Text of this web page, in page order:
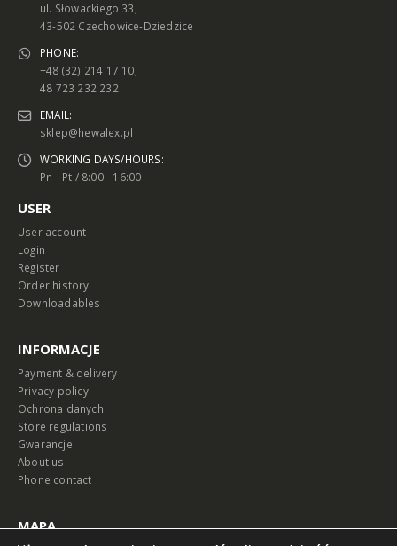
ul. Słowackiego 33,
43-502 Czechowice-Dziedzice
PHONE:
+48 (32) 214 17 10,
48 723 232 232
EMAIL:
sklep@hewalex.pl
WORKING DAYS/HOURS:
Pn - Pt / 8:00 - 16:00
USER
User account
Login
Register
Order history
Downloadables
INFORMACJE
Payment & delivery
Privacy policy
Ochrona danych
Store regulations
Gwarancje
About us
Phone contact
MAPA